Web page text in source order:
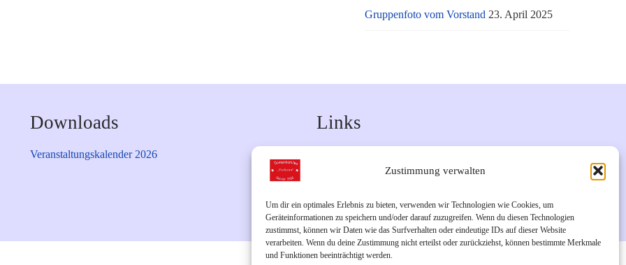
Zustimmung verwalten
Um dir ein optimales Erlebnis zu bieten, verwenden wir Technologien wie Cookies, um
Geräteinformationen zu speichern und/oder darauf zuzugreifen. Wenn du diesen Technologien
zustimmst, können wir Daten wie das Surfverhalten oder eindeutige IDs auf dieser Website
verarbeiten. Wenn du deine Zustimmung nicht erteilst oder zurückziehst, können bestimmte Merkmale
und Funktionen beeinträchtigt werden.
Gruppenfoto vom Vorstand 23. April 2025
Downloads
Veranstaltungskalender 2026
Links
Unsere Instagram-Seite